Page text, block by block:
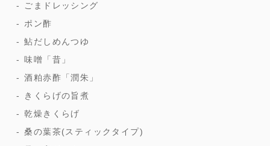
ごまドレッシング
ポン酢
鮎だしめんつゆ
味噌「昔」
酒粕赤酢「潤朱」
きくらげの旨煮
乾燥きくらげ
桑の葉茶(スティックタイプ)